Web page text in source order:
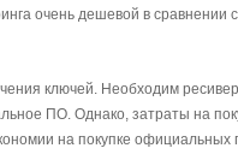
очень дешевой в сравнении
ключей. Необходим
ПО. Однако, затраты на
на покупке официальных